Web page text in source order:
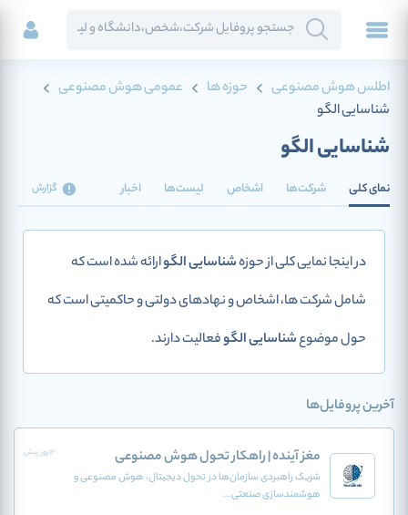
اطلس هوش مصنوعی حوزه ها
عمومی هوش مصنوعی
شناسایی الگو
شناسایی الگو
نمای کلی شرکت‌ها اشخاص لیست‌ها اخبار گزارش
در اینجا نمایی کلی از حوزهشناسایی الگوارائه شده است که
شامل شرکت ها، اشخاص و نهادهای دولتی و حاکمیتی است که
حول موضوعشناسایی الگوفعالیت دارند.
آخرین پروفایل‌ها
مغز آینده | راهکار تحول هوش مصنوعی 12 روز پیش
شریک راهبردی سازمان‌ها در تحول دیجیتال، هوش مصنوعی و
هوشمندسازی صنعتی...